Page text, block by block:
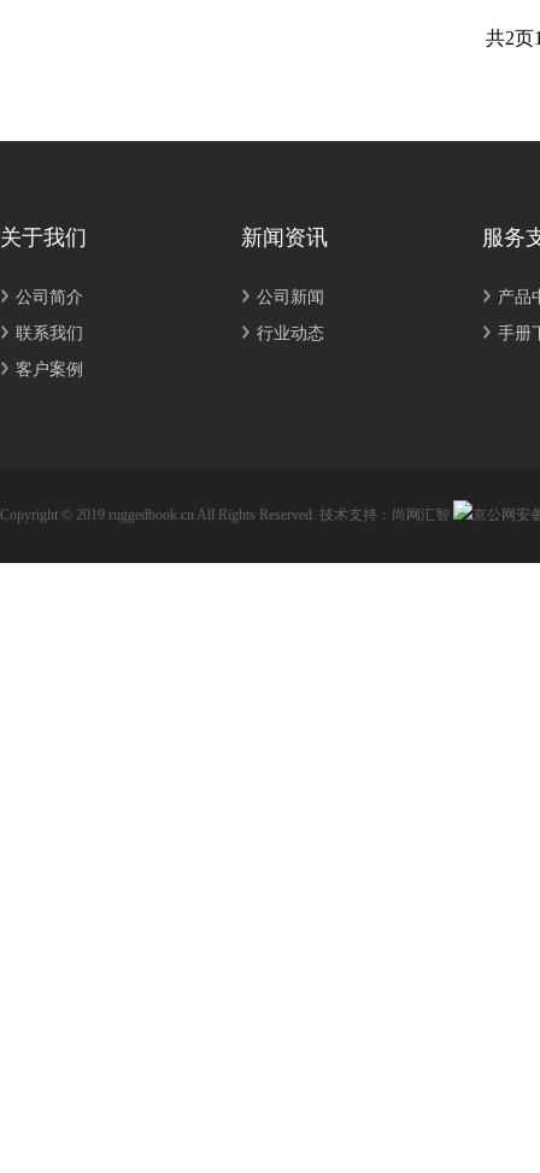
共2页
关于我们
公司简介
联系我们
客户案例
新闻资讯
公司新闻
行业动态
服务
产品
手册
Copyright © 2019 ruggedbook.cn All Rights Reserved. 技术支持：尚网汇智 京公网安